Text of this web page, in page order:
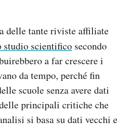
delle tante riviste affiliate
studio scientifico secondo
a far crescere i
da tempo, perché fin
scuole senza avere dati
principali critiche che
si basa su dati vecchi e